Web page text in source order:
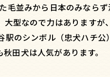
毛並みから日本のみなら
型なので力はありますが
駅のシンボル（忠犬ハチ公
田犬は人気があります。